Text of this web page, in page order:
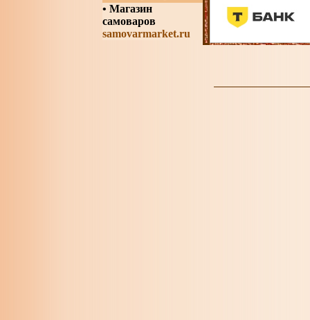
• Магазин
самоваров
samovarmarket.ru